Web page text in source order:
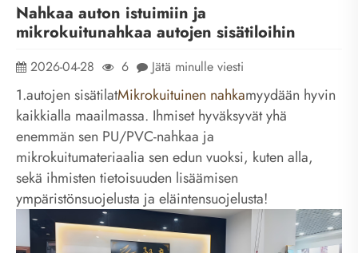
Nahkaa auton istuimiin ja
mikrokuitunahkaa autojen sisätiloihin
2026-04-28 6 Jätä minulle viesti
1.autojen sisätilatMikrokuituinen nahkamyydään hyvin
kaikkialla maailmassa. Ihmiset hyväksyvät yhä
enemmän sen PU/PVC-nahkaa ja
mikrokuitumateriaalia sen edun vuoksi, kuten alla,
sekä ihmisten tietoisuuden lisäämisen
ympäristönsuojelusta ja eläintensuojelusta!